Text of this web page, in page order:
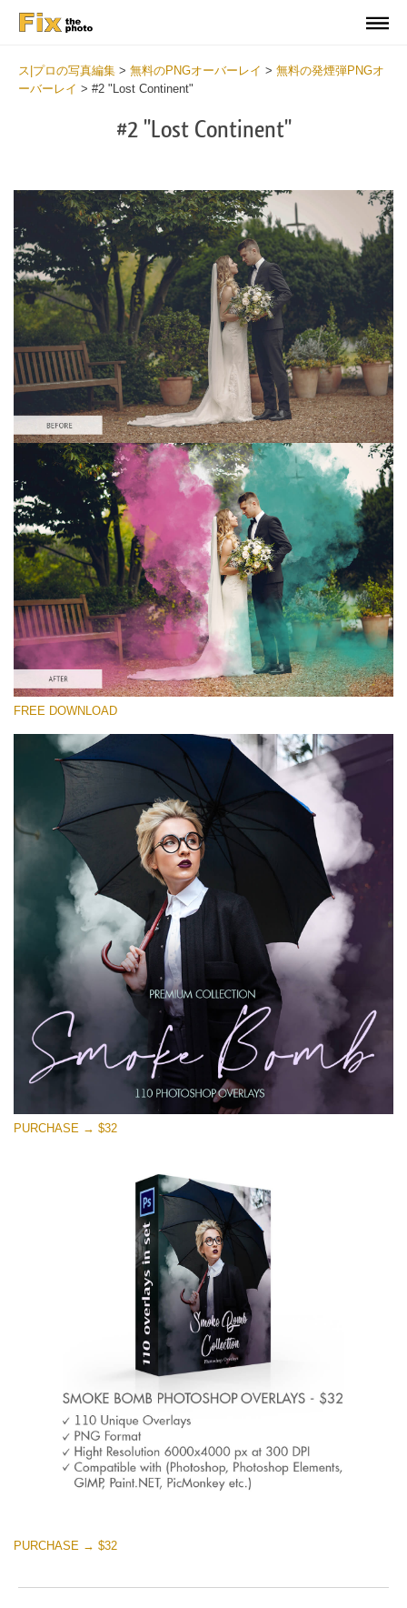
ス|プロの写真編集 > 無料のPNGオーバーレイ > 無料の発煙弾PNGオ
ーバーレイ > #2 "Lost Continent"
#2 "Lost Continent"
選んでください
Free PNG Overlay #2
Small 800*533px
Smoke Bomb
(110 Overlays)
Large 6000*4000px
4 Seasons (411 Overlays)
Large 6000*4000px
Entire Collection
Large 6000*4000px
無料ダウンロード
FREE DOWNLOAD
PURCHASE → $32
PURCHASE → $32